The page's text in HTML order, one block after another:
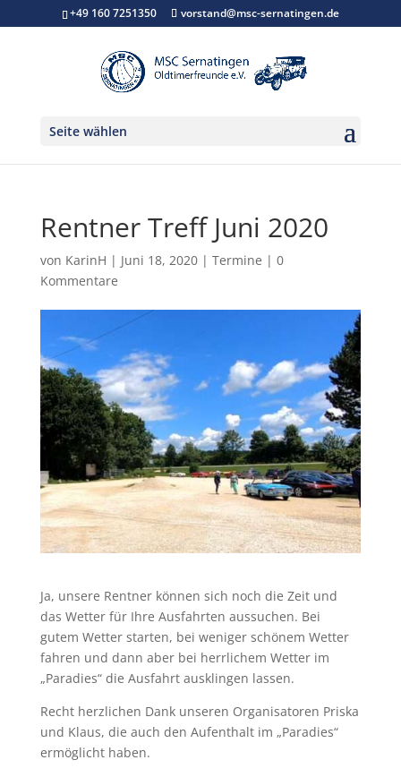
+49 160 7251350 vorstand@msc-sernatingen.de
Seite wählen
Rentner Treff Juni 2020
von KarinH | Juni 18, 2020| Termine | 0
Kommentare
Ja, unsere Rentner können sich noch die Zeit und
das Wetter für Ihre Ausfahrten aussuchen. Bei
gutem Wetter starten, bei weniger schönem Wetter
fahren und dann aber bei herrlichem Wetter im
„Paradies“ die Ausfahrt ausklingen lassen.
Recht herzlichen Dank unseren Organisatoren Priska
und Klaus, die auch den Aufenthalt im „Paradies“
ermöglicht haben.